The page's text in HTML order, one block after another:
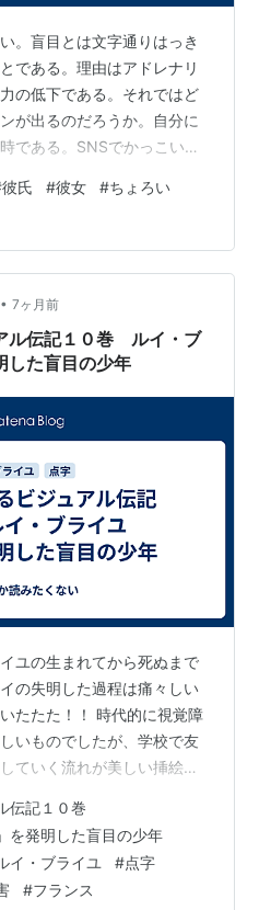
。盲目とは文字通りはっき
である。理由はアドレナリ
の低下である。それではど
が出るのだろうか。自分に
である。SNSでかっこいい
、その分アドレナリンを出
いるのだが）。ほぼアドレ
不可能なので、盲目度の低
かを考えておく必要があ
点項目と盲目対象の代替の
目にはたった一つ、ペー
彼氏 #彼女 #ちょろい
• 7ヶ月前
ル伝記１０巻 ルイ・ブ
た盲目の少年
ユの生まれてから死ぬまで
の失明した過程は痛々しい
たたた！！ 時代的に視覚障
いものでしたが、学校で友
ていく流れが美しい挿絵と
的には恵まれませんでした
字はずっと残るので良い人
でしょうか。 ---------- や
１０巻 ルイ・ブライユ 「点
伝記１０巻
発明した盲目の少年
イ・ブライユ #点字
#フランス